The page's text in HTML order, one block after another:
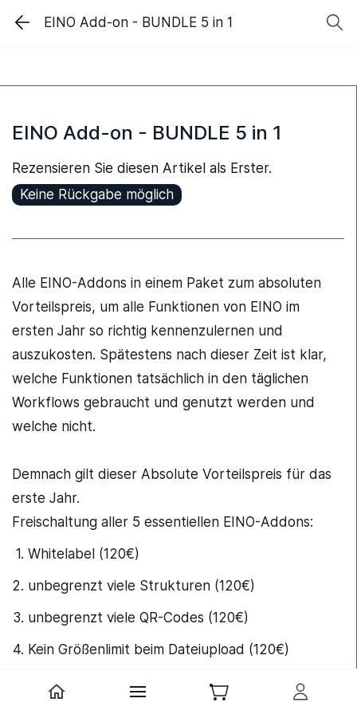
EINO Add-on - BUNDLE 5 in 1
EINO Add-on - BUNDLE 5 in 1
Rezensieren Sie diesen Artikel als Erster.
Keine Rückgabe möglich
Alle EINO-Addons in einem Paket zum absoluten
Vorteilspreis, um alle Funktionen von EINO im
ersten Jahr so richtig kennenzulernen und
auszukosten. Spätestens nach dieser Zeit ist klar,
welche Funktionen tatsächlich in den täglichen
Workflows gebraucht und genutzt werden und
welche nicht.
Demnach gilt dieser Absolute Vorteilspreis für das
erste Jahr.
Freischaltung aller 5 essentiellen EINO-Addons:
Whitelabel (120€)
unbegrenzt viele Strukturen (120€)
unbegrenzt viele QR-Codes (120€)
Kein Größenlimit beim Dateiupload (120€)
NEU: AINO - Das KI-Add-on zur Transkription